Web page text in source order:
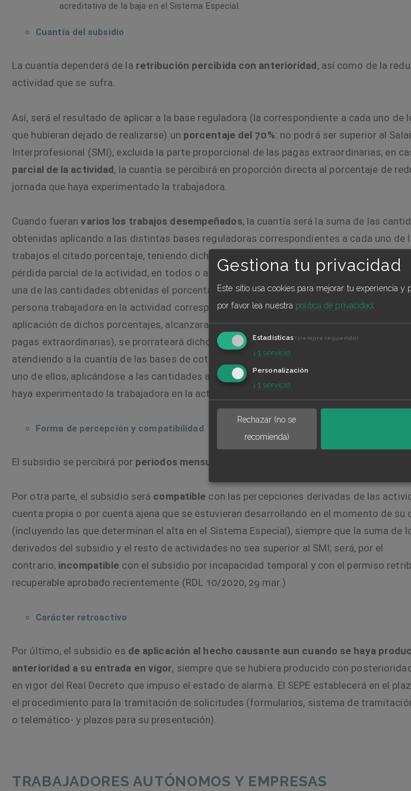
acreditativa de la baja en el Sistema Especial.
Cuantía del subsidio
La cuantía dependerá de la retribución percibida con anterioridad, así como de la
actividad que se sufra.
Así, será el resultado de aplicar a la base reguladora (la correspondiente a cada uno de
que hubieran dejado de realizarse) un porcentaje del 70%: no podrá ser superior al
Interprofesional (SMI), excluida la parte proporcional de las pagas extraordinarias; en
parcial de la actividad, la cuantía se percibirá en proporción directa al porcentaje de
jornada que haya experimentado la trabajadora.
Cuando fueranvarios los trabajos desempeñados, la cuantía será la suma de las
obtenidas aplicando a las distintas bases reguladoras correspondientes a cada uno
trabajos el citado porcentaje, teniendo dicha cuantía total el mismo límite antes
pérdida parcial de la actividad, en todos o alguno de los trabajos desempeñados, se
una de las cantidades obtenidas el porcentaje de reducción de jornada que haya
persona trabajadora en la actividad correspondiente; si la cuantía total del subsidio,
aplicación de dichos porcentajes, alcanzara el importe del SMI (excluida la parte
pagas extraordinarias), se prorrateará dicho importe entre todos los trabajos
atendiendo a la cuantía de las bases de cotización durante el mes anterior al hecho
uno de ellos, aplicándose a las cantidades así obtenidas el porcentaje de reducción de
haya experimentado la trabajadora en la actividad correspondiente.
Forma de percepción y compatibilidad
El subsidio se percibirá por periodos mensuales
Por otra parte, el subsidio será compatible con las percepciones derivadas de las
cuenta propia o por cuenta ajena que se estuvieran desarrollando en el momento de su
(incluyendo las que determinan el alta en el Sistema Especial), siempre que la suma de
derivados del subsidio y el resto de actividades no sea superior al SMI; será, por el
contrario, incompatible con el subsidio por incapacidad temporal y con el permiso
recuperable aprobado recientemente (RDL 10/2020, 29 mar.)
Carácter retroactivo
Por último, el subsidio es de aplicación al hecho causante aun cuando se haya
anterioridad a su entrada en vigor, siempre que se hubiera producido con
en vigor del Real Decreto que impuso el estado de alarma. El SEPE establecerá en el
el procedimiento para la tramitación de solicitudes (formularios, sistema de
o telemático- y plazos para su presentación).
TRABAJADORES AUTÓNOMOS Y EMPRESAS
Gestiona tu privacidad
Este sitio usa cookies para mejorar tu experiencia y
por favor lea nuestra política de privacidad
Estadísticas (siempre requerido)
↓ 1 servicio
Personalización
↓ 1 servicio
Rechazar (no se
recomienda)